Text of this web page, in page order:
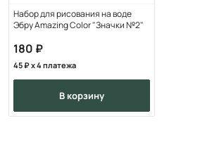
Набор для рисования на воде
Эбру Amazing Color "Значки №2"
180
45 x 4 платежа
в корзину